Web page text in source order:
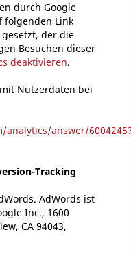
durch Google
folgenden Link
der die
Besuchen dieser
deaktivieren.
Nutzerdaten bei
answer/
Tracking
AdWords ist
Inc., 1600
CA 94043,